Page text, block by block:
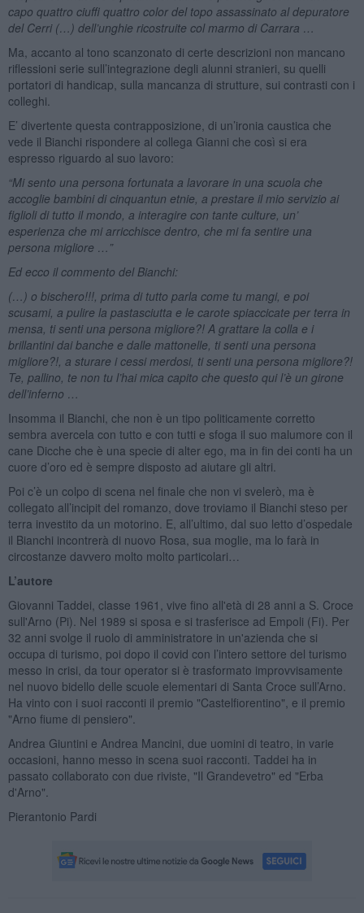
capo quattro ciuffi quattro color del topo assassinato al depuratore
del Cerri (…) dell’unghie ricostruite col marmo di Carrara …
Ma, accanto al tono scanzonato di certe descrizioni non mancano
riflessioni serie sull’integrazione degli alunni stranieri, su quelli
portatori di handicap, sulla mancanza di strutture, sui contrasti con i
colleghi.
E’ divertente questa contrapposizione, di un’ironia caustica che
vede il Bianchi rispondere al collega Gianni che così si era
espresso riguardo al suo lavoro:
“Mi sento una persona fortunata a lavorare in una scuola che
accoglie bambini di cinquantun etnie, a prestare il mio servizio ai
figlioli di tutto il mondo, a interagire con tante culture, un’
esperienza che mi arricchisce dentro, che mi fa sentire una
persona migliore …”
Ed ecco il commento del Bianchi:
(…) o bischero!!!, prima di tutto parla come tu mangi, e poi
scusami, a pulire la pastasciutta e le carote spiaccicate per terra in
mensa, ti senti una persona migliore?! A grattare la colla e i
brillantini dai banche e dalle mattonelle, ti senti una persona
migliore?!, a sturare i cessi merdosi, ti senti una persona migliore?!
Te, pallino, te non tu l’hai mica capito che questo qui l’è un girone
dell’inferno …
Insomma il Bianchi, che non è un tipo politicamente corretto
sembra avercela con tutto e con tutti e sfoga il suo malumore con il
cane Dicche che è una specie di alter ego, ma in fin dei conti ha un
cuore d’oro ed è sempre disposto ad aiutare gli altri.
Poi c’è un colpo di scena nel finale che non vi svelerò, ma è
collegato all’incipit del romanzo, dove troviamo il Bianchi steso per
terra investito da un motorino. E, all’ultimo, dal suo letto d’ospedale
il Bianchi incontrerà di nuovo Rosa, sua moglie, ma lo farà in
circostanze davvero molto molto particolari…
L’autore
Giovanni Taddei, classe 1961, vive fino all'età di 28 anni a S. Croce
sull'Arno (Pi). Nel 1989 si sposa e si trasferisce ad Empoli (Fi). Per
32 anni svolge il ruolo di amministratore in un'azienda che si
occupa di turismo, poi dopo il covid con l’intero settore del turismo
messo in crisi, da tour operator si è trasformato improvvisamente
nel nuovo bidello delle scuole elementari di Santa Croce sull’Arno.
Ha vinto con i suoi racconti il premio "Castelfiorentino", e il premio
"Arno fiume di pensiero".
Andrea Giuntini e Andrea Mancini, due uomini di teatro, in varie
occasioni, hanno messo in scena suoi racconti. Taddei ha in
passato collaborato con due riviste, "Il Grandevetro" ed "Erba
d'Arno".
Pierantonio Pardi